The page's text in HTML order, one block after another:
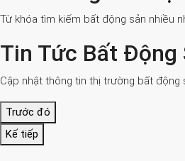
Từ khóa tìm kiếm bất động sản nhiều
Tin Tức Bất Động
Cập nhật thông tin thị trường bất động
Trước đó
Kế tiếp